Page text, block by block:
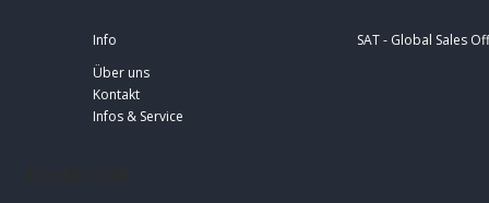
Info
Über uns
Kontakt
Infos & Service
SAT - Global Sales